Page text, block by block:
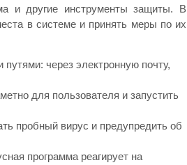
и другие инструменты защиты. В
в системе и принять меры по их
через электронную почту,
для пользователя и запустить
пробный вирус и предупредить об
программа реагирует на